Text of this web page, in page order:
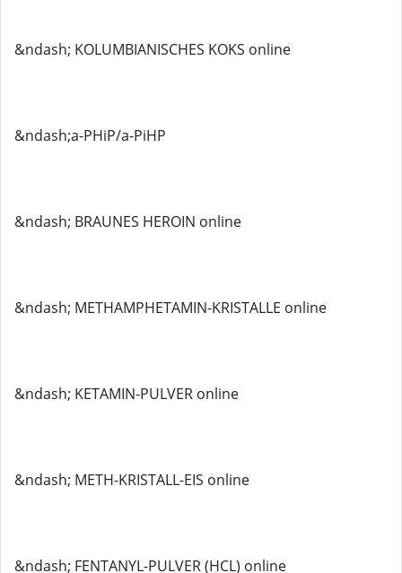
&ndash; KOLUMBIANISCHES KOKS online
&ndash;a-PHiP/a-PiHP
&ndash; BRAUNES HEROIN online
&ndash; METHAMPHETAMIN-KRISTALLE online
&ndash; KETAMIN-PULVER online
&ndash; METH-KRISTALL-EIS online
&ndash; FENTANYL-PULVER (HCL) online